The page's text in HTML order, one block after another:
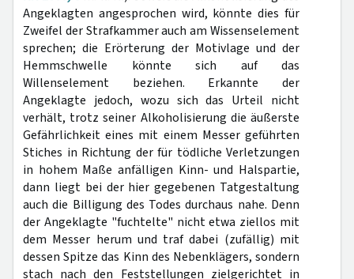
Angeklagten angesprochen wird, könnte dies für
Zweifel der Strafkammer auch am Wissenselement
sprechen; die Erörterung der Motivlage und der
Hemmschwelle könnte sich auf das
Willenselement beziehen. Erkannte der
Angeklagte jedoch, wozu sich das Urteil nicht
verhält, trotz seiner Alkoholisierung die äußerste
Gefährlichkeit eines mit einem Messer geführten
Stiches in Richtung der für tödliche Verletzungen
in hohem Maße anfälligen Kinn- und Halspartie,
dann liegt bei der hier gegebenen Tatgestaltung
auch die Billigung des Todes durchaus nahe. Denn
der Angeklagte "fuchtelte" nicht etwa ziellos mit
dem Messer herum und traf dabei (zufällig) mit
dessen Spitze das Kinn des Nebenklägers, sondern
stach nach den Feststellungen zielgerichtet in